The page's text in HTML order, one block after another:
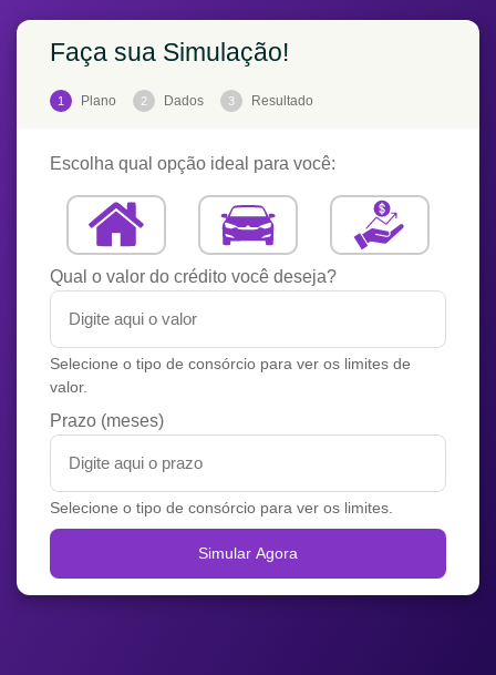
Faça sua Simulação!
1 Plano 2 Dados 3 Resultado
Escolha qual opção ideal para você:
Qual o valor do crédito você deseja?
Selecione o tipo de consórcio para ver os limites de
valor.
Prazo (meses)
Selecione o tipo de consórcio para ver os limites.
Simular Agora